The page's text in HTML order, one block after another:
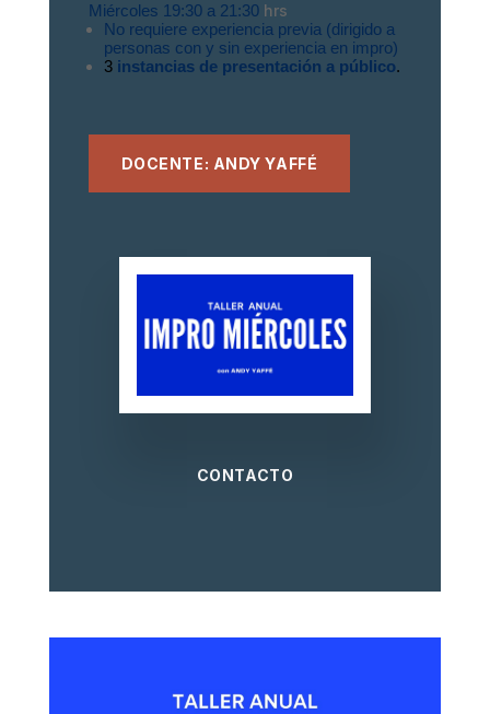
Miércoles 19:30 a 21:30 hrs
No requiere experiencia previa (dirigido a
personas con y sin experiencia en impro)
3 instancias de presentación a público
DOCENTE: ANDY YAFFÉ
CONTACTO